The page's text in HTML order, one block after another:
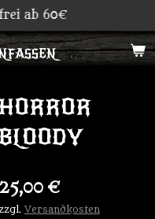
ab 60€
25,00 €
Versandkosten